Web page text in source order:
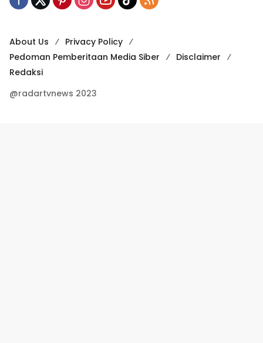
About Us
Privacy Policy
Pedoman Pemberitaan Media Siber
Disclaimer
Redaksi
@radartvnews 2023